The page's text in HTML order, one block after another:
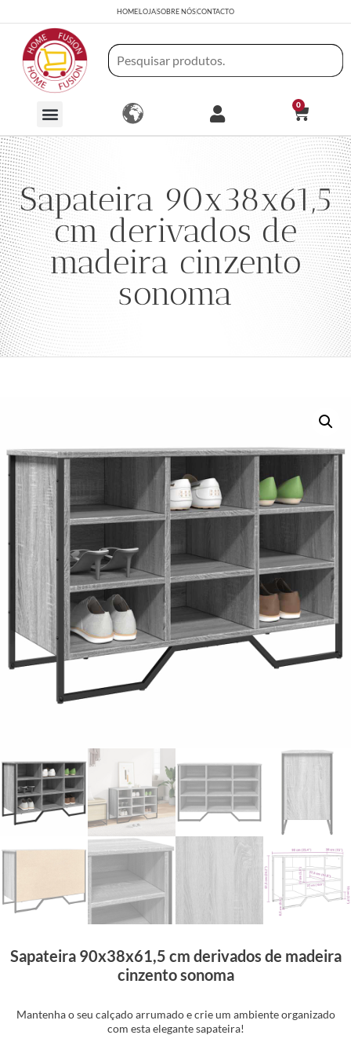
HOMELOJASOBRE NÓSCONTACTO
0
Sapateira 90x38x61,5
cm derivados de
madeira cinzento
sonoma
Sapateira 90x38x61,5 cm derivados de madeira
cinzento sonoma
Mantenha o seu calçado arrumado e crie um ambiente organizado
com esta elegante sapateira!